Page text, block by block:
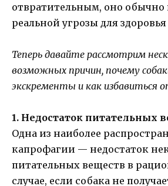
отвратительным, оно обычно
реальной угрозы для
Теперь давайте рассмотрим
возможных причин, почему
экскременты и как избавиться
1. Недостаток питательных
Одна из наиболее
капрофагии — недостаток
питательных веществ в
случае, если собака не